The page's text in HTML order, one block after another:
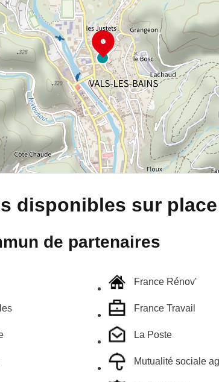
disponibles sur
de partenaires
France Rénov'
France Travail
La Poste
Mutualité sociale